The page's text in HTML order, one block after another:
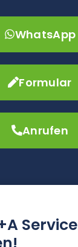
WhatsApp
Formular
Anrufen